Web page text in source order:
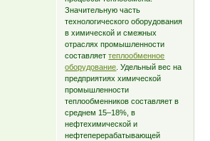
Значительную часть
технологического оборудования
в химической и смежных
отраслях промышленности
составляеттеплообменное
оборудование . Удельный вес на
предприятиях химической
промышленности
теплообменников составляет в
среднем 15–18%, в
нефтехимической и
нефтеперерабатывающей